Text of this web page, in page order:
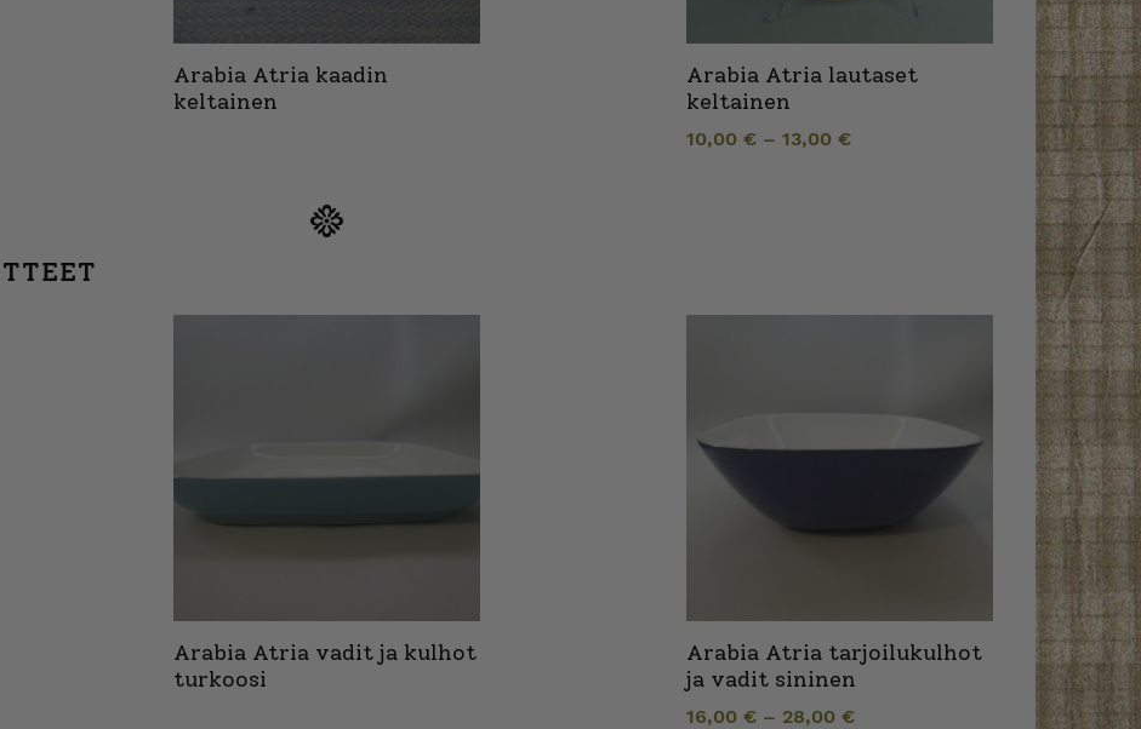
Arabia Atria kaadin
keltainen
Arabia Atria lautaset
keltainen
10,00 € – 13,00 €
Arabia Atria vadit ja kulhot
turkoosi
Arabia Atria tarjoilukulhot
ja vadit sininen
16,00 € – 28,00 €